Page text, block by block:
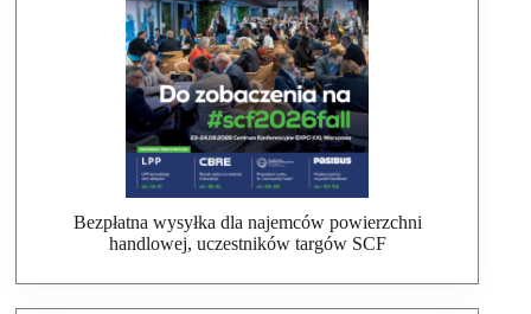
Bezpłatna wysyłka dla najemców powierzchni
handlowej, uczestników targów SCF